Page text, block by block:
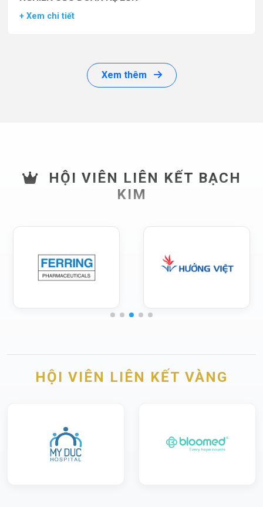
+ Xem chi tiết
Xem thêm
HỘI VIÊN LIÊN KẾT BẠCH
KIM
HỘI VIÊN LIÊN KẾT VÀNG